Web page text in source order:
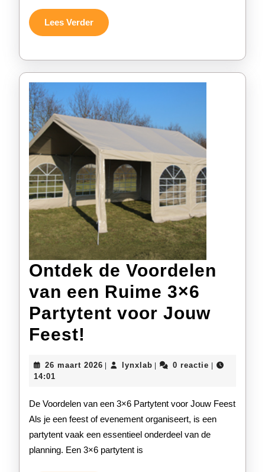
Lees VerderLees
Verder
Ontdek de Voordelen
van een Ruime 3×6
Partytent voor Jouw
Feest!
Voordelen
van
een
Ruime
3×6
26 maart 2026 26
lynxlablynxlab0 reactie
14:01
De Voordelen van een 3×6 Partytent voor Jouw Feest
Als je een feest of evenement organiseert, is een
partytent vaak een essentieel onderdeel van de
planning. Een 3×6 partytent is